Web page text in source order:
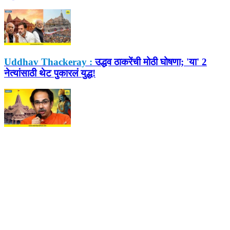
Uddhav Thackeray : उद्धव ठाकरेंची मोठी घोषणा; 'या' 2
नेत्यांसाठी थेट पुकारलं युद्ध!